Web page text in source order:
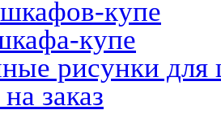
купе
купе
рисунки
заказ